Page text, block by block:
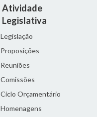
Atividade
Legislativa
Legislação
Proposições
Reuniões
Comissões
Ciclo Orçamentário
Homenagens